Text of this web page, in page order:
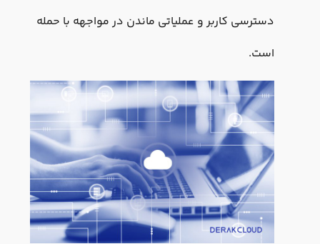
دسترسی کاربر و عملیاتی ماندن در مواجهه با حمله
است.